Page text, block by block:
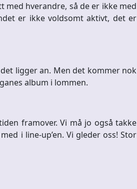
med hverandre, så de er ikke med
er ikke voldsomt aktivt, det er
ligger an. Men det kommer nok
album i lommen.
framover. Vi må jo også takke
i line-up’en. Vi gleder oss! Stor